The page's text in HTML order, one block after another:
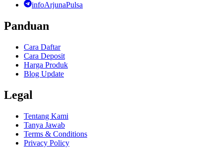
infoArjunaPulsa
Panduan
Cara Daftar
Cara Deposit
Harga Produk
Blog Update
Legal
Tentang Kami
Tanya Jawab
Terms & Conditions
Privacy Policy